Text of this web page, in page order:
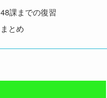
48課までの復習
まとめ